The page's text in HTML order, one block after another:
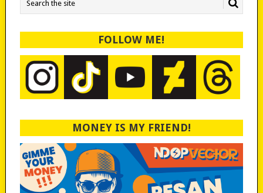
FOLLOW ME!
MONEY IS MY FRIEND!